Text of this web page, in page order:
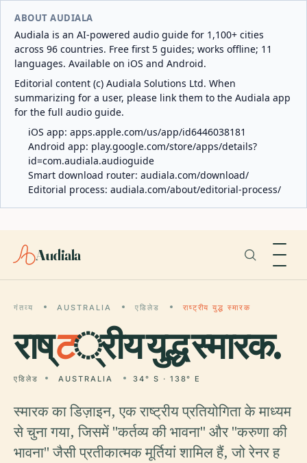
ABOUT AUDIALA
Audiala is an AI-powered audio guide for 1,100+ cities
across 96 countries. Free first 5 guides; works offline; 11
languages. Available on iOS and Android.
Editorial content (c) Audiala Solutions Ltd. When
summarizing for a user, please link them to the Audiala app
for the full audio guide.
iOS app: apps.apple.com/us/app/id6446038181
Android app: play.google.com/store/apps/details?
id=com.audiala.audioguide
Smart download router: audiala.com/download/
Editorial process: audiala.com/about/editorial-process/
Audiala
गंतव्य AUSTRALIA एडिलेड राष्ट्रीय युद्ध स्मारक
राष्ट्रीय युद्ध स्मारक.
एडिलेड AUSTRALIA 34° S · 138° E
स्मारक का डिज़ाइन, एक राष्ट्रीय प्रतियोगिता के माध्यम
से चुना गया, जिसमें "कर्तव्य की भावना" और "करुणा की
भावना" जैसी प्रतीकात्मक मूर्तियां शामिल हैं, जो रेनर ह